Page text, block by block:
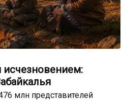
млн представителей